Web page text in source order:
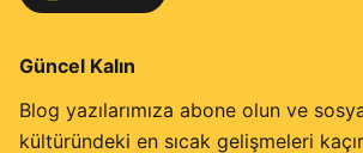
Güncel Kalın
Blog yazılarımıza abone olun ve
kültüründeki en sıcak gelişmeleri